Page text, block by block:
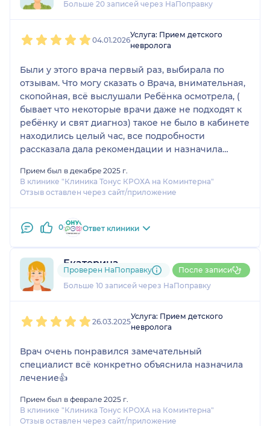
Больше 20 записей через НаПоправку
04.01.2026
Услуга: Прием детского
невролога
Были у этого врача первый раз, выбирала по
отзывам. Что могу сказать о Врача, внимательная,
скопойная, всё выслушали Ребёнка осмотрела, (
бывает что некоторые врачи даже не подходят к
ребёнку и свят диагноз) такое не было в кабинете
находились целый час, все подробности
рассказала дала рекомендации и назначила
вам большое. Вы Не только хороший врач ну и
человек с большой душой. Обязательно ещё
Прием был в декабре 2025 г.
В клинике "Клиника Тонус КРОХА на Коминтерна"
Отзыв оставлен через сайт/приложение
0 Ответ клиники
Екатерина
3 отзыва
Больше 10 записей через НаПоправку
Проверен НаПоправку После записи
26.03.2025
Услуга: Прием детского
невролога
Врач очень понравился замечательный
специалист всё конкретно объяснила назначила
лечение👍
Прием был в феврале 2025 г.
В клинике "Клиника Тонус КРОХА на Коминтерна"
Отзыв оставлен через сайт/приложение